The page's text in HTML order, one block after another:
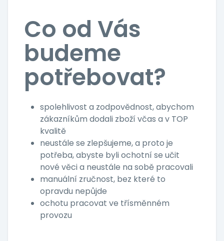
Co od Vás
budeme
potřebovat?
spolehlivost a zodpovědnost, abychom
zákazníkům dodali zboží včas a v TOP
kvalitě
neustále se zlepšujeme, a proto je
potřeba, abyste byli ochotní se učit
nové věci a neustále na sobě pracovali
manuální zručnost, bez které to
opravdu nepůjde
ochotu pracovat ve třísměnném
provozu